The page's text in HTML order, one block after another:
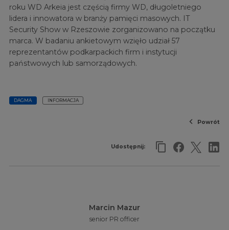
roku WD Arkeia jest częścią firmy WD, długoletniego
lidera i innowatora w branży pamięci masowych. IT
Security Show w Rzeszowie zorganizowano na początku
marca. W badaniu ankietowym wzięło udział 57
reprezentantów podkarpackich firm i instytucji
państwowych lub samorządowych.
DAGMA INFORMACJA
Powrót
Udostępnij:
Marcin Mazur
senior PR officer